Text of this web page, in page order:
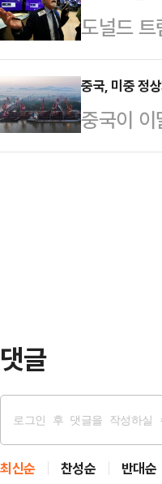
다.트럼
서 …
“대두 농
완전히
벌고 있
실망시키
가 될 예
도널드
국을 상
조되자
의 시가
이날 뉴
중국, 미중 정
중국이
를 앞두
댓글
최신순 찬성순 반대순